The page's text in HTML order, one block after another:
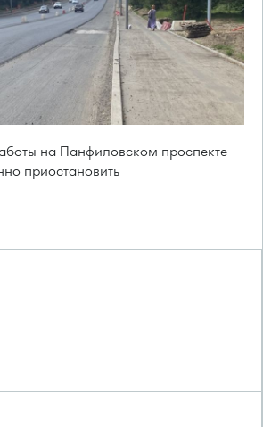
на Панфиловском проспекте
приостановить